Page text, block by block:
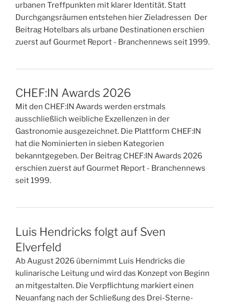
urbanen Treffpunkten mit klarer Identität. Statt
Durchgangsräumen entstehen hier Zieladressen Der
Beitrag Hotelbars als urbane Destinationen erschien
zuerst auf Gourmet Report - Branchennews seit 1999.
CHEF:IN Awards 2026
Mit den CHEF:IN Awards werden erstmals
ausschließlich weibliche Exzellenzen in der
Gastronomie ausgezeichnet. Die Plattform CHEF:IN
hat die Nominierten in sieben Kategorien
bekanntgegeben. Der Beitrag CHEF:IN Awards 2026
erschien zuerst auf Gourmet Report - Branchennews
seit 1999.
Luis Hendricks folgt auf Sven
Elverfeld
Ab August 2026 übernimmt Luis Hendricks die
kulinarische Leitung und wird das Konzept von Beginn
an mitgestalten. Die Verpflichtung markiert einen
Neuanfang nach der Schließung des Drei-Sterne-